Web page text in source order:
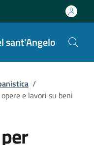
sant'Angelo
/
e lavori su beni